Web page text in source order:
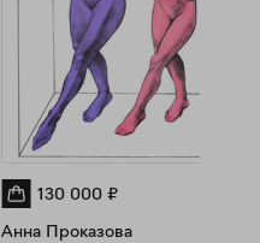
130 000 ₽
Анна Проказова